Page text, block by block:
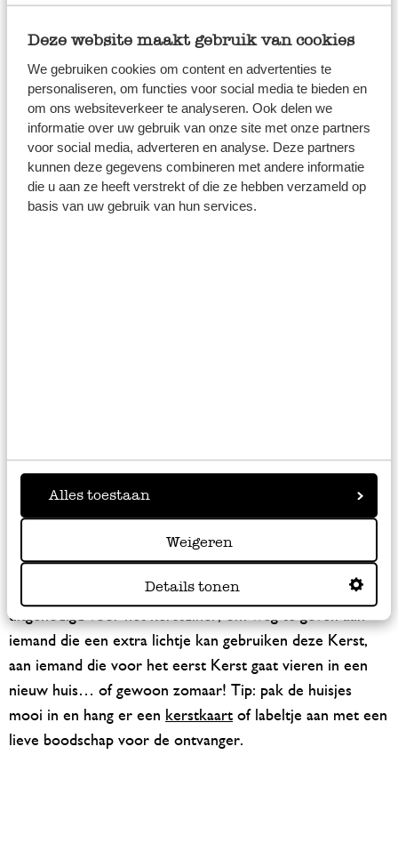
Deze website maakt gebruik van cookies
We gebruiken cookies om content en advertenties te
personaliseren, om functies voor social media te bieden en
om ons websiteverkeer te analyseren. Ook delen we
informatie over uw gebruik van onze site met onze partners
voor social media, adverteren en analyse. Deze partners
kunnen deze gegevens combineren met andere informatie
die u aan ze heeft verstrekt of die ze hebben verzameld op
basis van uw gebruik van hun services.
Alles toestaan
Weigeren
Details tonen
sfeervolle avonden in de winterse dagen en rondom
Kerst!
Kerstdorp vol lichtjes
Geef je kaarsen een mooi plekje in deze
waxinelichthouders in de vorm van een huisje. De mooie
favoriet: om thuis neer te zetten, en ook als cadeautjes
tijdens de feestdagen. Al onze huisjes zijn met zorg
ontworpen en zijn van een mooie kwaliteit, daardoor zijn
het erg leukekerstcadeautjesom iemand mee te
verrassen. Bijvoorbeeld om mee te nemen als je bent
uitgenodigd voor het kerstdiner, om weg te geven aan
iemand die een extra lichtje kan gebruiken deze Kerst,
aan iemand die voor het eerst Kerst gaat vieren in een
nieuw huis… of gewoon zomaar! Tip: pak de huisjes
mooi in en hang er een kerstkaart of labeltje aan met een
lieve boodschap voor de ontvanger.